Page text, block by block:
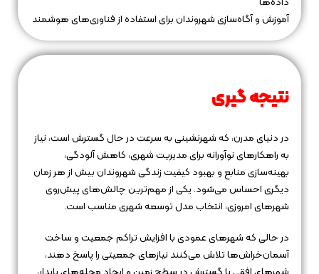
آموزش و آگاه‌سازی شهروندان برای استفاده از فناوری‌های هوشمند
نتیجه‌ گیری
در دنیای مدرن، که شهرنشینی به سرعت در حال گسترش است، نیاز
به راهکارهای نوآورانه برای مدیریت شهری، کاهش آلودگی،
بهینه‌سازی منابع و بهبود کیفیت زندگی شهروندان بیش از هر زمان
دیگری احساس می‌شود. یکی از مهم‌ترین چالش‌های پیش‌روی
شهرهای امروزی، انتخاب مدل توسعه شهری مناسب است.
در حالی که شهرهای عمودی با افزایش تراکم جمعیت و ساخت
آسمان‌خراش‌ها تلاش می‌کنند نیازهای جمعیتی را پاسخ دهند،